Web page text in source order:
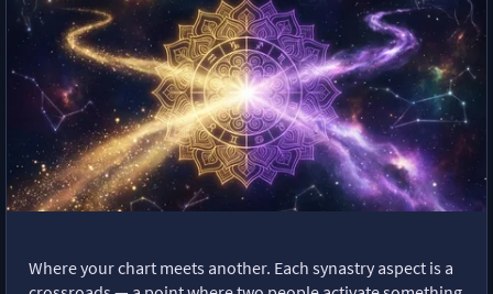
Where your chart meets another. Each synastry aspect is a